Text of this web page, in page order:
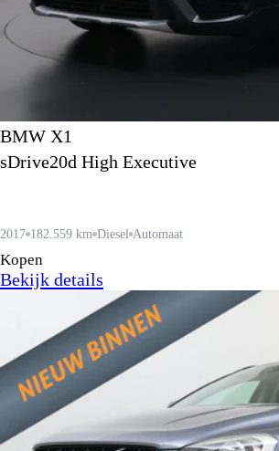
BMW X1
sDrive20d High Executive
2017 182.559 km Diesel Automaat
Kopen
Bekijk details